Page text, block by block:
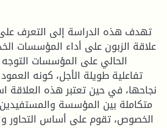
تهدف هذه الدراسة إلى التعرف
علاقة الزبون على أداء المؤسسات
الحالي على المؤسسات التوجه
تفاعلية طويلة الأجل، كونه
نجاحها، في حين تعتبر هذه العلاقة
متكاملة بين المؤسسة والمستفيدين
الخصوص، تقوم على أساس التحاور